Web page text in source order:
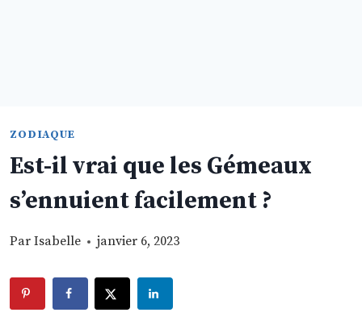
ZODIAQUE
Est-il vrai que les Gémeaux
s’ennuient facilement ?
Par Isabelle janvier 6, 2023